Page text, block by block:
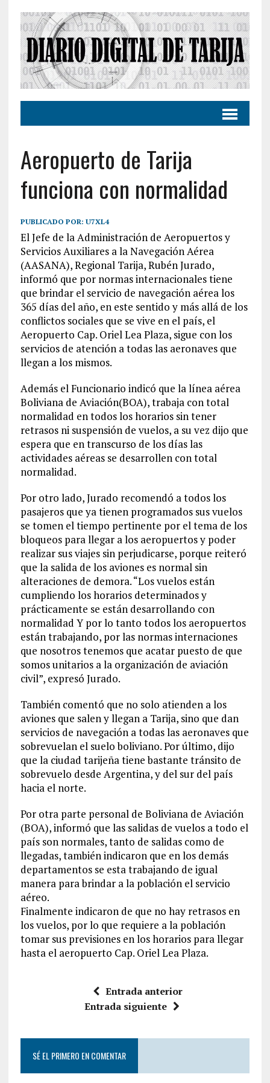
Aeropuerto de Tarija
funciona con normalidad
PUBLICADO POR: U7XL4
El Jefe de la Administración de Aeropuertos y
Servicios Auxiliares a la Navegación Aérea
(AASANA), Regional Tarija, Rubén Jurado,
informó que por normas internacionales tiene
que brindar el servicio de navegación aérea los
365 días del año, en este sentido y más allá de los
conflictos sociales que se vive en el país, el
Aeropuerto Cap. Oriel Lea Plaza, sigue con los
servicios de atención a todas las aeronaves que
llegan a los mismos.
Además el Funcionario indicó que la línea aérea
Boliviana de Aviación(BOA), trabaja con total
normalidad en todos los horarios sin tener
retrasos ni suspensión de vuelos, a su vez dijo que
espera que en transcurso de los días las
actividades aéreas se desarrollen con total
normalidad.
Por otro lado, Jurado recomendó a todos los
pasajeros que ya tienen programados sus vuelos
se tomen el tiempo pertinente por el tema de los
bloqueos para llegar a los aeropuertos y poder
realizar sus viajes sin perjudicarse, porque reiteró
que la salida de los aviones es normal sin
alteraciones de demora. “Los vuelos están
cumpliendo los horarios determinados y
prácticamente se están desarrollando con
normalidad Y por lo tanto todos los aeropuertos
están trabajando, por las normas internaciones
que nosotros tenemos que acatar puesto de que
somos unitarios a la organización de aviación
civil”, expresó Jurado.
También comentó que no solo atienden a los
aviones que salen y llegan a Tarija, sino que dan
servicios de navegación a todas las aeronaves que
sobrevuelan el suelo boliviano. Por último, dijo
que la ciudad tarijeña tiene bastante tránsito de
sobrevuelo desde Argentina, y del sur del país
hacia el norte.
Por otra parte personal de Boliviana de Aviación
(BOA), informó que las salidas de vuelos a todo el
país son normales, tanto de salidas como de
llegadas, también indicaron que en los demás
departamentos se esta trabajando de igual
manera para brindar a la población el servicio
aéreo.
Finalmente indicaron de que no hay retrasos en
los vuelos, por lo que requiere a la población
tomar sus previsiones en los horarios para llegar
hasta el aeropuerto Cap. Oriel Lea Plaza.
Entrada anterior
Entrada siguiente
SÉ EL PRIMERO EN COMENTAR